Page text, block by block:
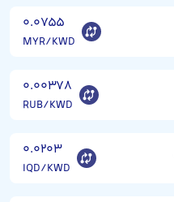
۰.۰۷۵۵
MYR/KWD
۰.۰۰۳۷۸
RUB/KWD
۰.۰۲۰۳
IQD/KWD